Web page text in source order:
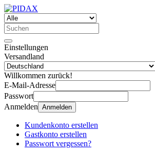
Einstellungen
Versandland
Willkommen zurück!
E-Mail-Adresse
Passwort
Anmelden Anmelden
Kundenkonto erstellen
Gastkonto erstellen
Passwort vergessen?